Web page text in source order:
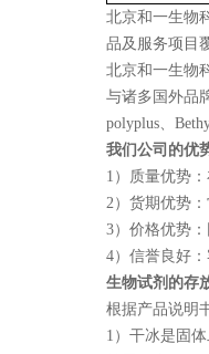
北京和一生物
品及服务项目
北京和一生物
与诸多国外品
polyplus、
我们公司的优
1 ）质量优势
2）货期优势
3）价格优势
4）信誉良好
生物试剂的存
根据产品说明
1 ）干冰是固